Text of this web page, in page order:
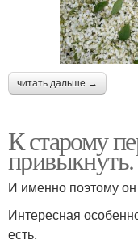
читать дальше →
К старому
привыкнуть.
И именно поэтому
Интересная
есть.